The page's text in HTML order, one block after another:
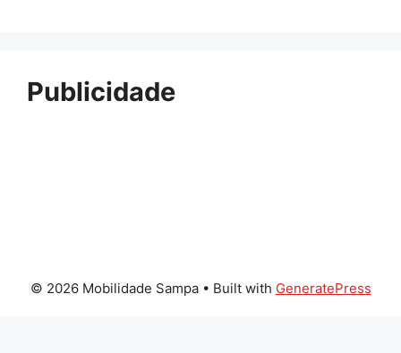
Publicidade
© 2026 Mobilidade Sampa• Built with GeneratePress